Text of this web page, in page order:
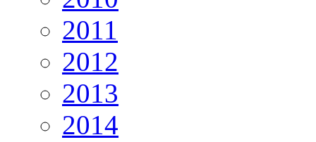
2011
2012
2013
2014